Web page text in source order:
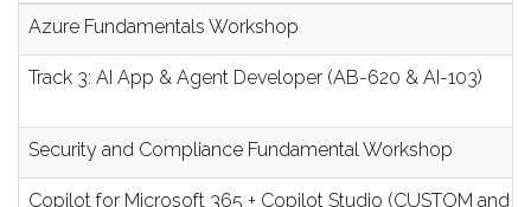
Azure Fundamentals Workshop
Track 3: AI App & Agent Developer (AB-620 & AI-103)
Security and Compliance Fundamental Workshop
Copilot for Microsoft 365 + Copilot Studio (CUSTOM and